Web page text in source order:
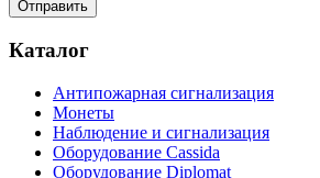
Каталог
Антипожарная сигнализация
Монеты
Наблюдение и сигнализация
Оборудование Cassida
Оборудование Diplomat